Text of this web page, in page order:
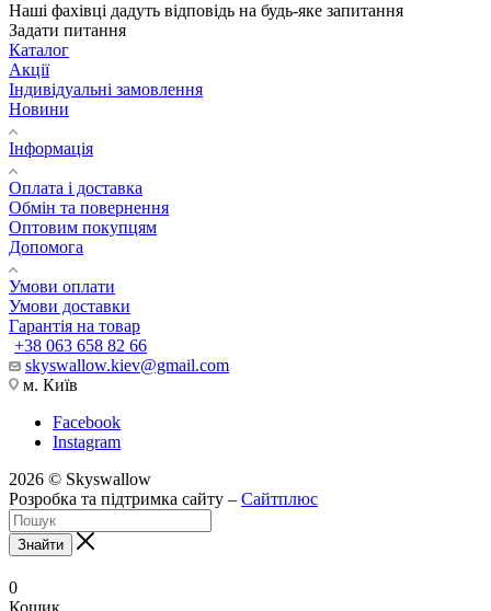
Наші фахівці дадуть відповідь на будь-яке запитання
Задати питання
Каталог
Акції
Індивідуальні замовлення
Новини
Інформація
Оплата і доставка
Обмін та повернення
Оптовим покупцям
Допомога
Умови оплати
Умови доставки
Гарантія на товар
+38 063 658 82 66
skyswallow.kiev@gmail.com
м. Київ
Facebook
Instagram
2026 © Skyswallow
Розробка та підтримка сайту – Сайтплюс
Знайти
0